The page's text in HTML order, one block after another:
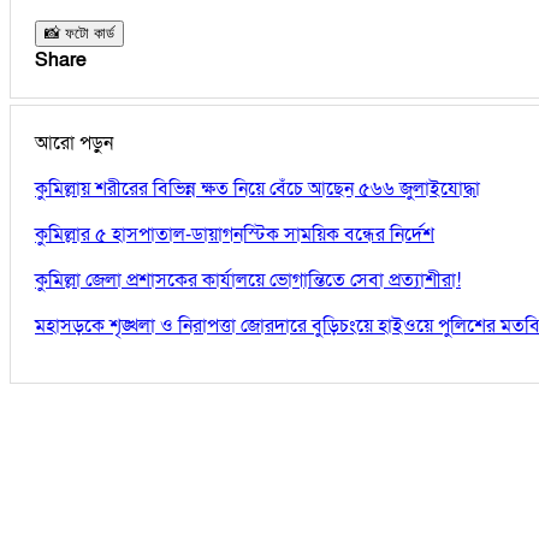
📸 ফটো কার্ড
Share
আরো পড়ুন
কুমিল্লায় শরীরের বিভিন্ন ক্ষত নিয়ে বেঁচে আছেন ৫৬৬ জুলাইযোদ্ধা
কুমিল্লার ৫ হাসপাতাল-ডায়াগনস্টিক সাময়িক বন্ধের নির্দেশ
কুমিল্লা জেলা প্রশাসকের কার্যালয়ে ভোগান্তিতে সেবা প্রত্যাশীরা!
মহাসড়কে শৃঙ্খলা ও নিরাপত্তা জোরদারে বুড়িচংয়ে হাইওয়ে পুলিশের